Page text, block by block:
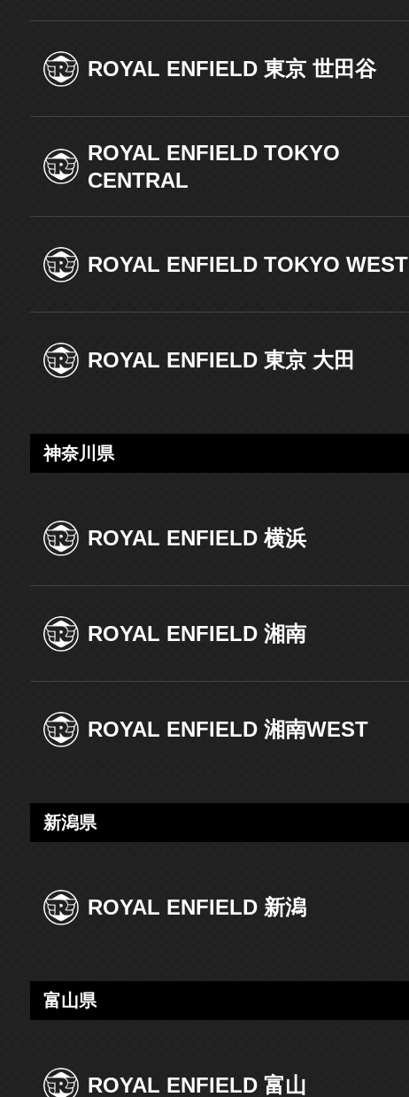
ROYAL ENFIELD 東京 世田谷
ROYAL ENFIELD TOKYO
CENTRAL
ROYAL ENFIELD TOKYO WEST
ROYAL ENFIELD 東京 大田
神奈川県
ROYAL ENFIELD 横浜
ROYAL ENFIELD 湘南
ROYAL ENFIELD 湘南WEST
新潟県
ROYAL ENFIELD 新潟
富山県
ROYAL ENFIELD 富山